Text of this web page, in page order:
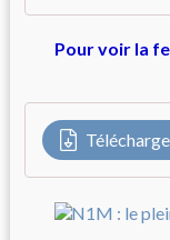
Pour voir la